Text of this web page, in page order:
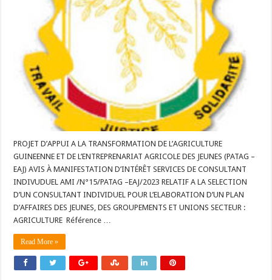
PROJET D’APPUI A LA TRANSFORMATION DE L’AGRICULTURE
GUINEENNE ET DE L’ENTREPRENARIAT AGRICOLE DES JEUNES (PATAG –
EAJ) AVIS À MANIFESTATION D’INTÉRÊT SERVICES DE CONSULTANT
INDIVUDUEL AMI /N°15/PATAG –EAJ/2023 RELATIF A LA SELECTION
D’UN CONSULTANT INDIVIDUEL POUR L’ELABORATION D’UN PLAN
D’AFFAIRES DES JEUNES, DES GROUPEMENTS ET UNIONS SECTEUR :
AGRICULTURE Référence …
Read More »